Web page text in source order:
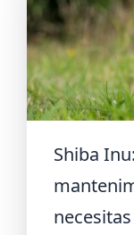
Shiba